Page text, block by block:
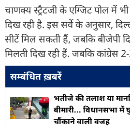
चाणक्य स्ट्रैटजी के एग्जिट पोल में
दिख रही है. इस सर्वे के अनुसार,
सीटें मिल सकती हैं, जबकि बीजेपी
मिलती दिख रही हैं. जबकि कांग्रेस
सम्बंधित ख़बरें
भतीजे की तलाश या
बीमारी... विधानसभा में
चौंकाने वाली वजह